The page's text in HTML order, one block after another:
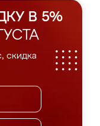
В 5%
скидка